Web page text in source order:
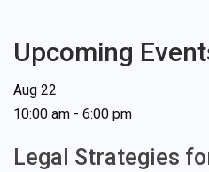
Upcoming
Aug 22
10:00 am - 6:00 pm
Legal Strategies